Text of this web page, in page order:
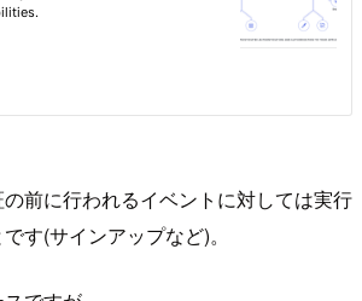
前に行われるイベントに対しては実行
す(サインアップなど)。